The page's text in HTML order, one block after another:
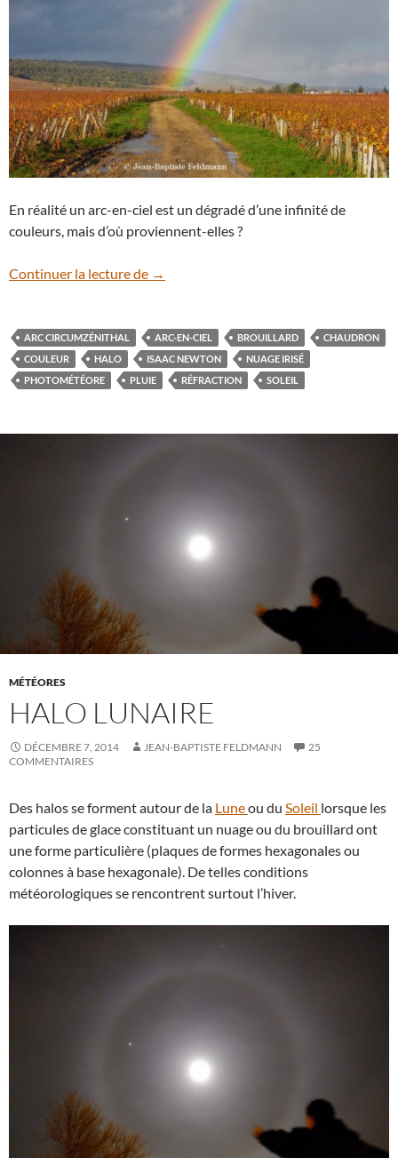
En réalité un arc-en-ciel est un dégradé d’une infinité de
couleurs, mais d’où proviennent-elles ?
Continuer la lecture de Les couleurs de l’arc-en-ciel
→
ARC CIRCUMZÉNITHAL ARC-EN-CIEL BROUILLARD
CHAUDRON
COULEUR
HALO ISAAC NEWTON
NUAGE IRISÉ
PHOTOMÉTÉORE
PLUIE RÉFRACTION SOLEIL
MÉTÉORES
HALO LUNAIRE
DÉCEMBRE 7, 2014 JEAN-BAPTISTE FELDMANN
25
COMMENTAIRES
Des halos se forment autour de la Luneou du Soleil lorsque les
particules de glace constituant un nuage ou du brouillard ont
une forme particulière (plaques de formes hexagonales ou
colonnes à base hexagonale). De telles conditions
météorologiques se rencontrent surtout l’hiver.